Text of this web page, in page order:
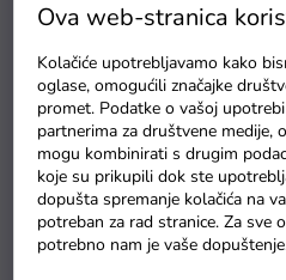
Ova web-stranica
Kolačiće upotrebljavamo kako
oglase, omogućili značajke
promet. Podatke o vašoj
partnerima za društvene medije,
mogu kombinirati s drugim
koje su prikupili dok ste
dopušta spremanje kolačića na
potreban za rad stranice. Za sve
potrebno nam je vaše
Lutka s dudom roza